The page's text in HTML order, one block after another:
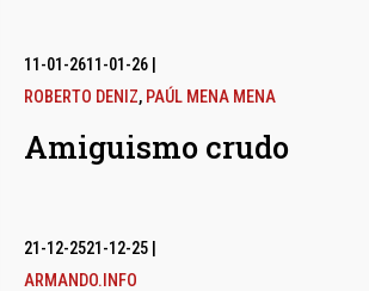
11-01-2611-01-26
ROBERTO DENIZ, PAÚL MENA MENA
Amiguismo crudo
21-12-2521-12-25
ARMANDO.INFO